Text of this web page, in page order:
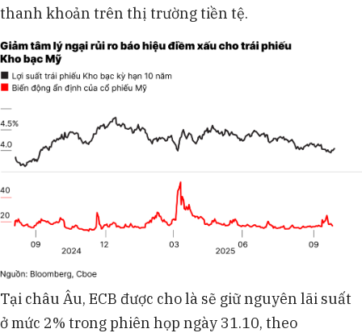
thanh khoản trên thị trường tiền tệ.
Tại châu Âu, ECB được cho là sẽ giữ nguyên lãi suất
ở mức 2% trong phiên họp ngày 31.10, theo